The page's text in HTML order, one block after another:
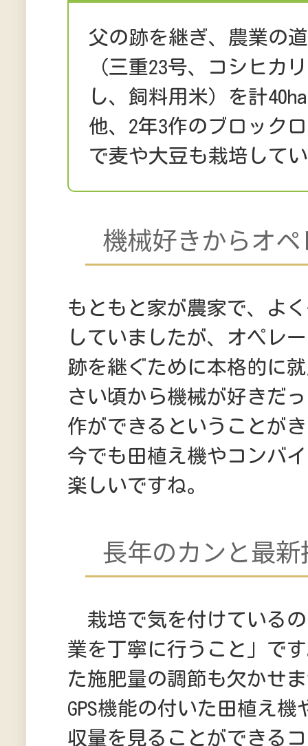
父の跡を継ぎ、農業の
（三重23号、コシヒカ
し、飼料用米）を計
他、2年3作のブロック
で麦や大豆も栽培して
機械好きからオ
もともと家が農家で、よ
していましたが、オペレ
跡を継ぐために本格的に
さい頃から機械が好きだ
作ができるということが
今でも田植え機やコンバ
楽しいですね。
長年のカンと最
栽培で気を付けている
業を丁寧に行うこと」で
た施肥量の調節も欠かせ
GPS機能の付いた田植え
収量を見ることができる